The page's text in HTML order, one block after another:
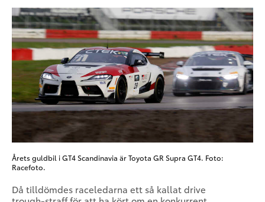
Årets guldbil i GT4 Scandinavia är Toyota GR Supra GT4. Foto:
Racefoto.
Då tilldömdes raceledarna ett så kallat drive